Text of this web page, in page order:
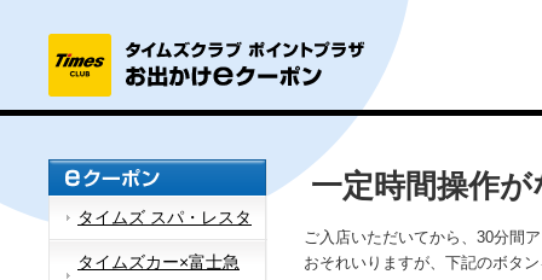
タイムズ スパ・レスタ
タイムズカー×富士急
一定時間操作
ご入店いただいてから、30分間
おそれいりますが、下記のボタ